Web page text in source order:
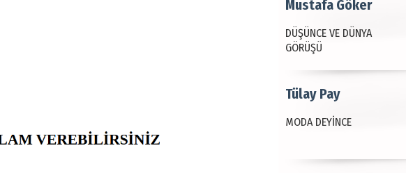
DÜŞÜNCE VE DÜNYA
GÖRÜŞÜ
Mustafa Göker
MODA DEYİNCE
Tülay Pay